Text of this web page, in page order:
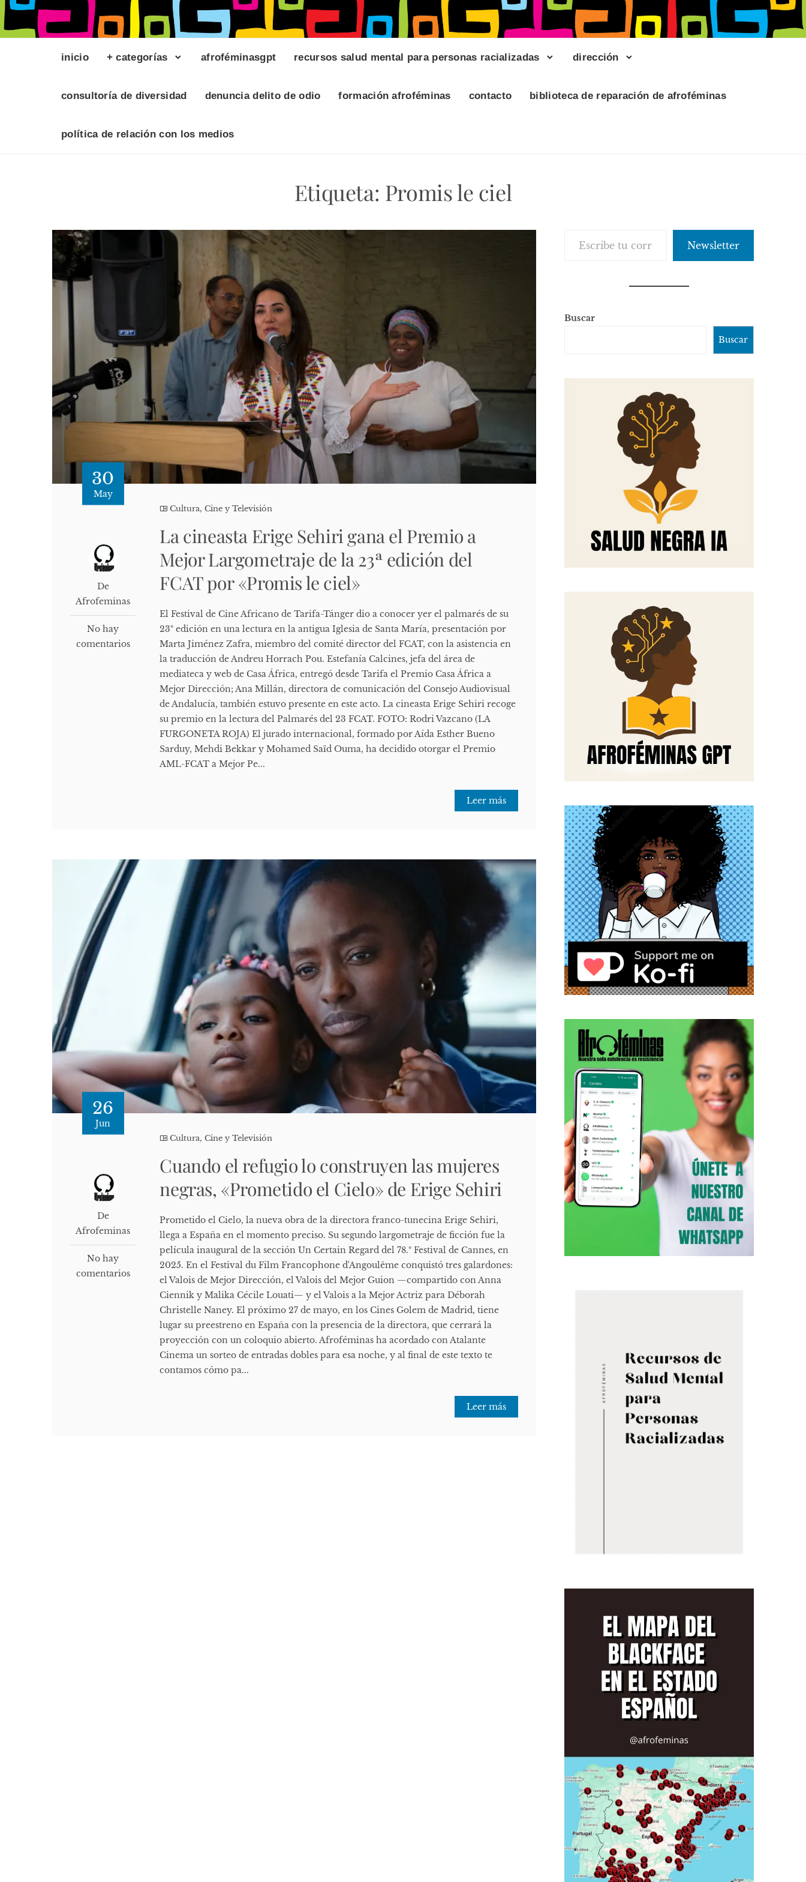
inicio + categorías afroféminasgpt recursos salud mental para personas racializadas dirección
consultoría de diversidad denuncia delito de odio formación afroféminas contacto biblioteca de reparación de afroféminas
política de relación con los medios
Etiqueta: Promis le ciel
30
May
De
Afrofeminas
No hay
comentarios
Cultura, Cine y Televisión
La cineasta Erige Sehiri gana el Premio a
Mejor Largometraje de la 23ª edición del
FCAT por «Promis le ciel»
El Festival de Cine Africano de Tarifa-Tánger dio a conocer yer el palmarés de su
23º edición en una lectura en la antigua Iglesia de Santa María, presentación por
Marta Jiménez Zafra, miembro del comité director del FCAT, con la asistencia en
la traducción de Andreu Horrach Pou. Estefanía Calcines, jefa del área de
mediateca y web de Casa África, entregó desde Tarifa el Premio Casa África a
Mejor Dirección; Ana Millán, directora de comunicación del Consejo Audiovisual
de Andalucía, también estuvo presente en este acto. La cineasta Erige Sehiri recoge
su premio en la lectura del Palmarés del 23 FCAT. FOTO: Rodri Vazcano (LA
FURGONETA ROJA) El jurado internacional, formado por Aída Esther Bueno
Sarduy, Mehdi Bekkar y Mohamed Saïd Ouma, ha decidido otorgar el Premio
AML-FCAT a Mejor Pe...
Leer más
26
Jun
De
Afrofeminas
No hay
comentarios
Cultura, Cine y Televisión
Cuando el refugio lo construyen las mujeres
negras, «Prometido el Cielo» de Erige Sehiri
Prometido el Cielo, la nueva obra de la directora franco-tunecina Erige Sehiri,
llega a España en el momento preciso. Su segundo largometraje de ficción fue la
película inaugural de la sección Un Certain Regard del 78.º Festival de Cannes, en
2025. En el Festival du Film Francophone d'Angoulême conquistó tres galardones:
el Valois de Mejor Dirección, el Valois del Mejor Guion —compartido con Anna
Ciennik y Malika Cécile Louati— y el Valois a la Mejor Actriz para Déborah
Christelle Naney. El próximo 27 de mayo, en los Cines Golem de Madrid, tiene
lugar su preestreno en España con la presencia de la directora, que cerrará la
proyección con un coloquio abierto. Afroféminas ha acordado con Atalante
Cinema un sorteo de entradas dobles para esa noche, y al final de este texto te
contamos cómo pa...
Leer más
Newsletter
Buscar
Buscar